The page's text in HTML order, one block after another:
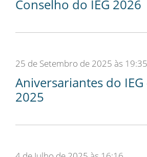
Conselho do IEG 2026
25 de Setembro de 2025 às 19:35
Aniversariantes do
2025